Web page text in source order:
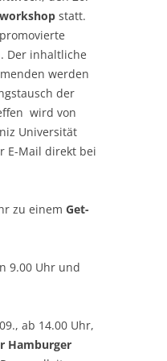
LECTURERS &
LECTURERS &
LECTURERS &
LECTURERS &
LECTURERS &
PROGRAMME
CASH BUDGET 2018
CASH BUDGET 2015
CASH BUDGET 2010
statt.
Der inhaltliche
werden
der
wird von
Universität
E-Mail direkt bei
zu einem Get-
9.00 Uhr und
ab 14.00 Uhr,
Hamburger